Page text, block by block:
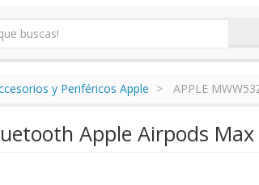
y Periféricos Apple APPLE
Apple Airpods Max